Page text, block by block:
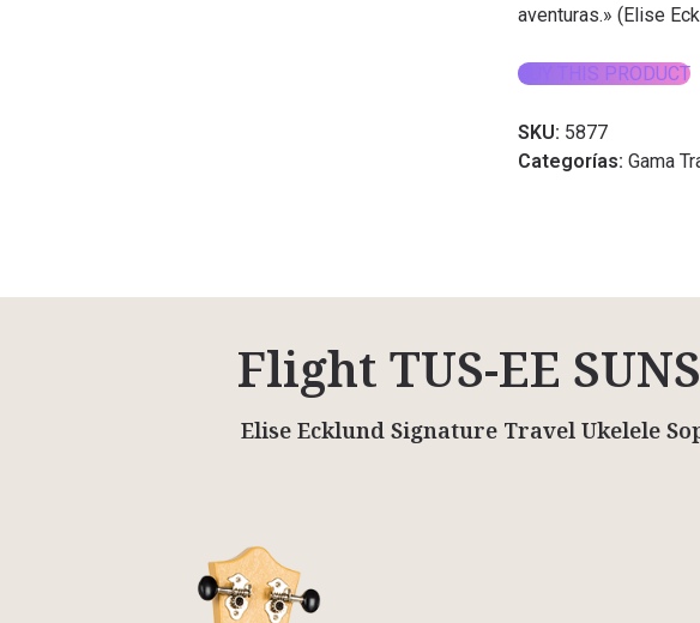
aventuras.» (Elise
BUY THIS PRODUCT
SKU: 5877
Categorías: Gama
Flight TUS-EE
Elise Ecklund Signature Travel Ukelele